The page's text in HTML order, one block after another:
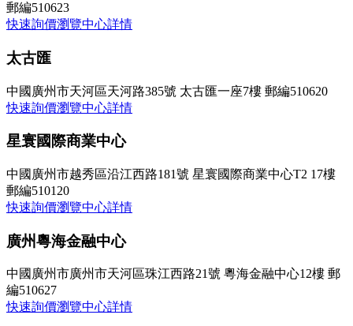
郵編510623
快速詢價瀏覽中心詳情
太古匯
中國廣州市天河區天河路385號 太古匯一座7樓 郵編510620
快速詢價瀏覽中心詳情
星寰國際商業中心
中國廣州市越秀區沿江西路181號 星寰國際商業中心T2 17樓
郵編510120
快速詢價瀏覽中心詳情
廣州粵海金融中心
中國廣州市廣州市天河區珠江西路21號 粵海金融中心12樓 郵
編510627
快速詢價瀏覽中心詳情